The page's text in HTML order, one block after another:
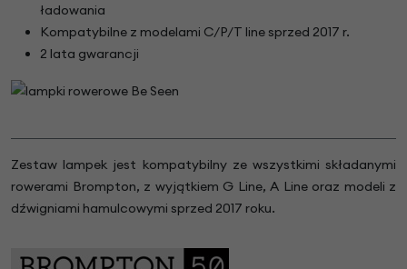
ładowania
Kompatybilne z modelami C/P/T line sprzed 2017 r.
2 lata gwarancji
Zestaw lampek jest kompatybilny ze wszystkimi składanymi
rowerami Brompton, z wyjątkiem G Line, A Line oraz modeli z
dźwigniami hamulcowymi sprzed 2017 roku.